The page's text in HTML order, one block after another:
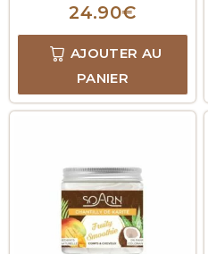
24.90€
AJOUTER AU
PANIER